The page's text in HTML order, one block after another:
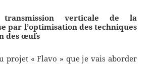
verticale de la
par l’optimisation des techniques
des œufs
projet « Flavo » que je vais aborder